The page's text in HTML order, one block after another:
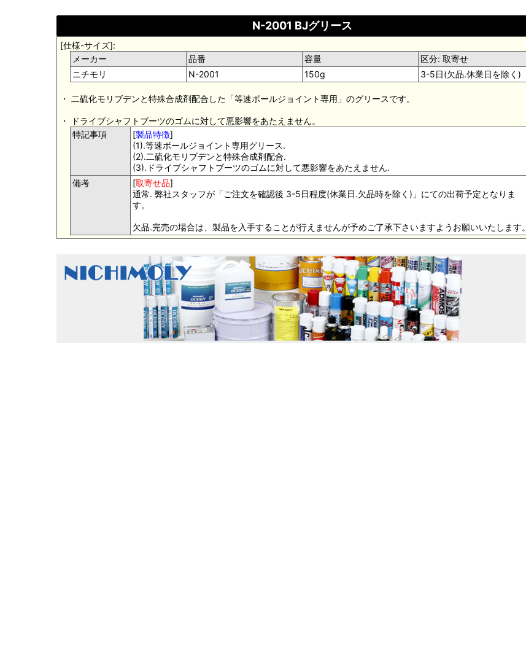
N-2001 BJグリース
[仕様-サイズ]:
メーカー
品番 容量
区分: 取寄せ
ニチモリ
N-2001 150g 3-5日(欠品.休業日を除く)
・ 二硫化モリブデンと特殊合成剤配合した「等速ボールジョイント専用」のグリースです。
・ ドライブシャフトブーツのゴムに対して悪影響をあたえません。
特記事項
[製品特徴]
(1).等速ボールジョイント専用グリース.
(2).二硫化モリブデンと特殊合成剤配合.
(3).ドライブシャフトブーツのゴムに対して悪影響をあたえません.
備考
[取寄せ品]
通常. 弊社スタッフが「ご注文を確認後 3-5日程度(休業日.欠品時を除く)」にての出荷予定となりま
す。
欠品.完売の場合は、製品を入手することが行えませんが予めご了承下さいますようお願いいたします。